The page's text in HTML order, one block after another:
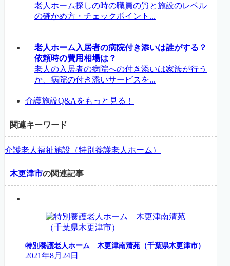
老人ホーム探しの時の職員の質と施設のレベル
の確かめ方・チェックポイント...
老人ホーム入居者の病院付き添いは誰がする？
依頼時の費用相場は？
老人の入居者の病院への付き添いは家族が行う
か、病院の付き添いサービスを...
介護施設Q&Aをもっと見る！
関連キーワード
介護老人福祉施設（特別養護老人ホーム）
木更津市の関連記事
特別養護老人ホーム 木更津南清苑（千葉県木更津市）
2021年8月24日